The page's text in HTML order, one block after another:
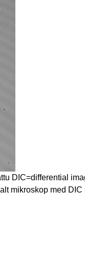
DIC=differential
mikroskop med